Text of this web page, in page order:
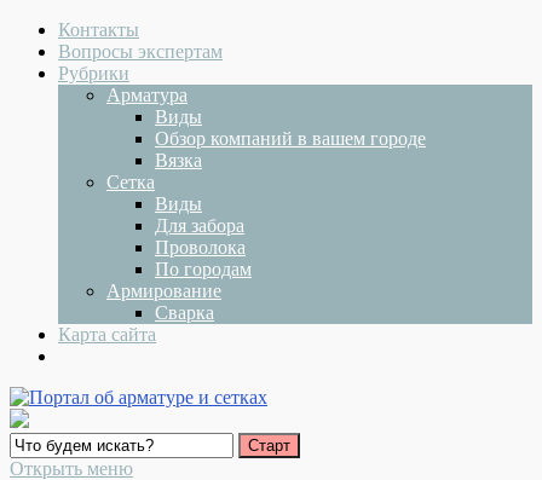
Контакты
Вопросы экспертам
Рубрики
Арматура
Виды
Обзор компаний в вашем городе
Вязка
Сетка
Виды
Для забора
Проволока
По городам
Армирование
Сварка
Карта сайта
Открыть меню